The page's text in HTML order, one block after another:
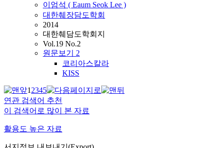
이엄석 ( Eaum Seok Lee )
대한췌장담도학회
2014
대한췌담도학회지
Vol.19 No.2
원문보기 2
코리아스칼라
KISS
12345
연관 검색어 추천
이 검색어로 많이 본 자료
활용도 높은 자료